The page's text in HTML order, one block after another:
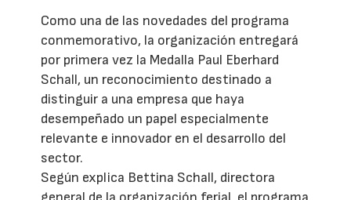
Como una de las novedades del programa
conmemorativo, la organización entregará
por primera vez la Medalla Paul Eberhard
Schall, un reconocimiento destinado a
distinguir a una empresa que haya
desempeñado un papel especialmente
relevante e innovador en el desarrollo del
sector.
Según explica Bettina Schall, directora